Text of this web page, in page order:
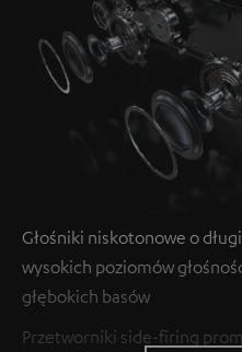
Głośniki niskotonowe o
wysokich poziomów
głębokich basów
Przetworniki side-firing